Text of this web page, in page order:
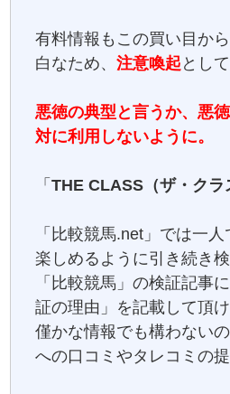
有料情報もこの買い目か
白なため、注意喚起 とし
悪徳の典型と言うか、悪
対に利用しないように。
「THE CLASS（ザ・クラ
「比較競馬.net」では一
楽しめるように引き続き
「比較競馬」の検証記事
証の理由」を記載して頂
僅かな情報でも構わない
への口コミやタレコミの